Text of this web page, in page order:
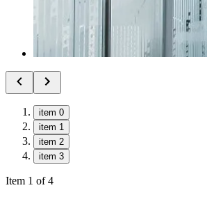
item 0
item 1
item 2
item 3
Item 1 of 4